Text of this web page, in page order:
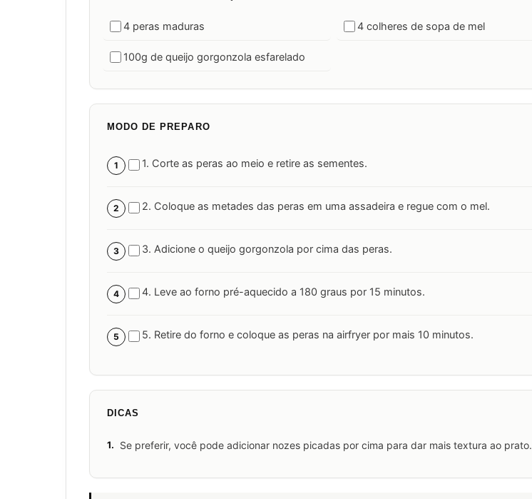
4 peras maduras 4 colheres de sopa de mel
100g de queijo gorgonzola esfarelado
MODO DE PREPARO
1 1. Corte as peras ao meio e retire as sementes.
2 2. Coloque as metades das peras em uma assadeira e regue com o mel.
3 3. Adicione o queijo gorgonzola por cima das peras.
4 4. Leve ao forno pré-aquecido a 180 graus por 15 minutos.
5 5. Retire do forno e coloque as peras na airfryer por mais 10 minutos.
DICAS
1. Se preferir, você pode adicionar nozes picadas por cima para dar mais textura ao prato.